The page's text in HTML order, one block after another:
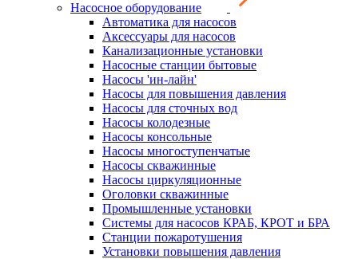
Насосное оборудование
Автоматика для насосов
Аксессуары для насосов
Канализационные установки
Насосные станции бытовые
Насосы 'ин-лайн'
Насосы для повышения давления
Насосы для сточных вод
Насосы колодезные
Насосы консольные
Насосы многоступенчатые
Насосы скважинные
Насосы циркуляционные
Оголовки скважинные
Промышленные установки
Системы для насосов КРАБ, КРОТ и БРА
Станции пожаротушения
Установки повышения давления